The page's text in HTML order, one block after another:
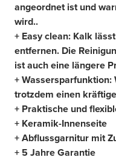
angeordnet ist und
wird..
+ Easy clean: Kalk
entfernen. Die
ist auch eine längere
+ Wassersparfunktion:
trotzdem einen
+ Praktische und
+ Keramik-Innenseite
+ Abflussgarnitur mit
+ 5 Jahre Garantie